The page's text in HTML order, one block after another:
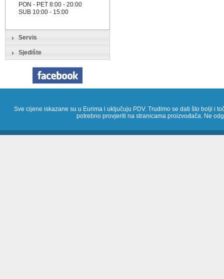
PON - PET 8:00 - 20:00
SUB 10:00 - 15:00
Servis
Sjedište
Sve cijene iskazane su u Eurima i uključuju PDV. Trudimo se dati što bolji i
potrebno provjeriti na stranicama proizvođača. Ne